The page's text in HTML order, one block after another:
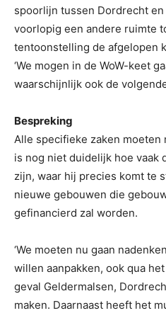
spoorlijn tussen Dordrecht
voorlopig een andere ruimte
tentoonstelling de afgelopen
‘We mogen in de WoW-keet
waarschijnlijk ook de
Bespreking
Alle specifieke zaken moeten
is nog niet duidelijk hoe vaak
zijn, waar hij precies komt te
nieuwe gebouwen die
gefinancierd zal worden.
‘We moeten nu gaan
willen aanpakken, ook qua
geval Geldermalsen,
maken. Daarnaast heeft het